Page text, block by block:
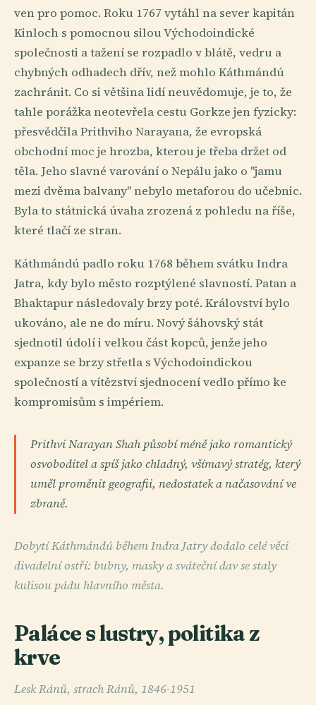
ven pro pomoc. Roku 1767 vytáhl na sever kapitán
Kinloch s pomocnou silou Východoindické
společnosti a tažení se rozpadlo v blátě, vedru a
chybných odhadech dřív, než mohlo Káthmándú
zachránit. Co si většina lidí neuvědomuje, je to, že
tahle porážka neotevřela cestu Gorkze jen fyzicky:
přesvědčila Prithviho Narayana, že evropská
obchodní moc je hrozba, kterou je třeba držet od
těla. Jeho slavné varování o Nepálu jako o "jamu
mezi dvěma balvany" nebylo metaforou do učebnic.
Byla to státnická úvaha zrozená z pohledu na říše,
které tlačí ze stran.
Káthmándú padlo roku 1768 během svátku Indra
Jatra, kdy bylo město rozptýlené slavností. Patan a
Bhaktapur následovaly brzy poté. Království bylo
ukováno, ale ne do míru. Nový šáhovský stát
sjednotil údolí i velkou část kopců, jenže jeho
expanze se brzy střetla s Východoindickou
společností a vítězství sjednocení vedlo přímo ke
kompromisům s impériem.
Prithvi Narayan Shah působí méně jako romantický
osvoboditel a spíš jako chladný, všímavý stratég, který
uměl proměnit geografii, nedostatek a načasování ve
zbraně.
Dobytí Káthmándú během Indra Jatry dodalo celé věci
divadelní ostří: bubny, masky a sváteční dav se staly
kulisou pádu hlavního města.
Paláce s lustry, politika z
krve
Lesk Ránů, strach Ránů, 1846-1951